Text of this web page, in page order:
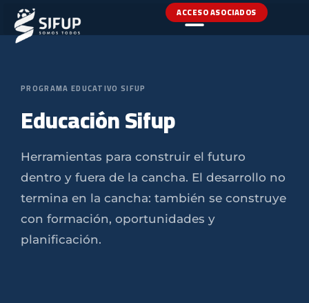
ACCESO ASOCIADOS
PROGRAMA EDUCATIVO SIFUP
Educación Sifup
Herramientas para construir el futuro
dentro y fuera de la cancha. El desarrollo no
termina en la cancha: también se construye
con formación, oportunidades y
planificación.